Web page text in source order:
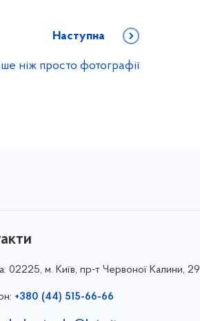
Наступна
ніж просто фотографії
02225, м. Київ, пр-т Червоної Калини, 29
+380 (44) 515-66-66